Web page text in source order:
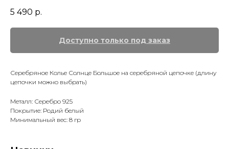
5 490 р.
Серебряное Колье Солнце Большое на серебряной цепочке (длину
цепочки можно выбрать)
Металл: Серебро 925
Покрытие: Родий белый
Минимальный вес: 8 гр